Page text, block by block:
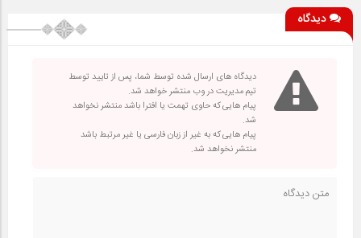
دیدگاه
دیدگاه های ارسال شده توسط شما، پس از تایید توسط
تیم مدیریت در وب منتشر خواهد شد.
پیام هایی که حاوی تهمت یا افترا باشد منتشر نخواهد
شد.
پیام هایی که به غیر از زبان فارسی یا غیر مرتبط باشد
منتشر نخواهد شد.